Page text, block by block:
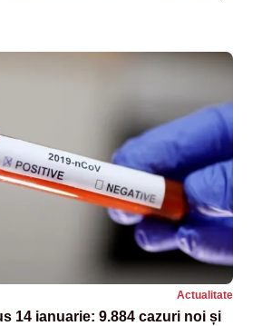
Actualitate
14 ianuarie: 9.884 cazuri noi și